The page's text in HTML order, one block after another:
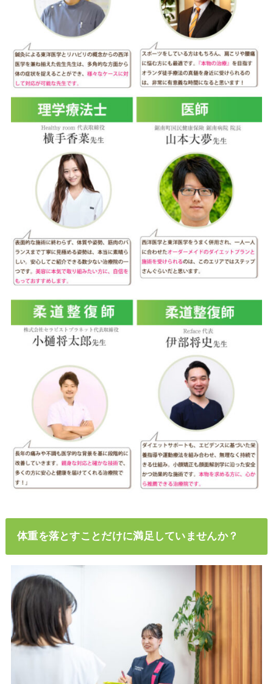
体重を落とすことだけに満足していませんか？